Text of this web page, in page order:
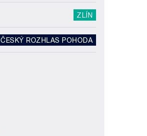
ZLÍN
ČESKÝ ROZHLAS POHODA